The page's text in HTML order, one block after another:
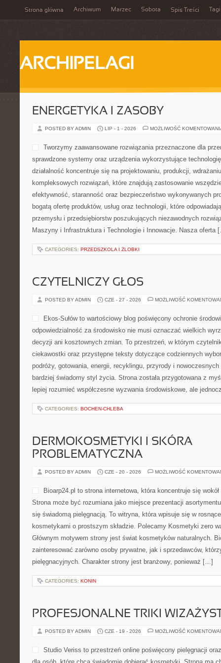
Strona główna Archiwum Marzec Sobota Spis Treści Tagi
ARCHIPELAGI
ENERGETYKA I ZASOBY
POSTED BY ADMIN LIP - 1 - 2026 MOŻLIWOŚĆ
Tworzymy zaawansowane
dla przemysłu,
urządzenia wykorzystujące
wysokociśnieniową. Nasza
na projektowaniu,
kompleksowych
wszędzie tam, gdzie liczy się efektywność, staranność oraz
procesów. Strona prezentuje bogatą ofertę produktów, usług oraz
odpowiadają na potrzeby współczesnego przemysłu i
niezawodnych rozwiązań technicznych. Polecam Maszyny i
CATEGORIES:PRZEDSZKOLA I ŻLOBKI
CZYTELNICZY GŁOS
MOŻLIWOŚĆ
Ekos-Sułów to
środowiska, który
środowisko nie musi
skomplikowanych decyzji
przestrzeń, w którym
wskazówki, ciekawostki
przyrody i nowoczesnych rozwiązań wspierających bardziej
została przygotowana z myślą o osobach, które chcą lepiej
DERMOKOSMETYKI I SKÓRA
PROBLEMATYCZNA
POSTED BY ADMIN CZE - 20 - 2026 MOŻLIWOŚĆ
Bioarp24.pl to strona
wokół kosmetyków
rozumiana jako miejsce
witryna, która wpisuje się
Kosmetyki zero waste i Trendy i nowości. Głównym motywem